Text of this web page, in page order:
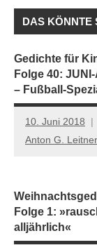
DAS KÖNNTE
Gedichte für
Folge 40:
– Fußball-
10. Juni 2018
Anton G. Leitner
Folge 1:
alljährlich«